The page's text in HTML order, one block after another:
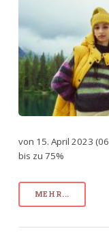
von 15. April 2023
bis zu 75%
MEHR...